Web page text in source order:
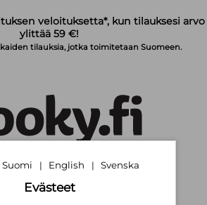
veloituksetta*, kun tilauksesi arvo
ylittää 59 €!
tilauksia, jotka toimitetaan Suomeen.
| English | Svenska
Suomi | English | Svenska
Evästeet